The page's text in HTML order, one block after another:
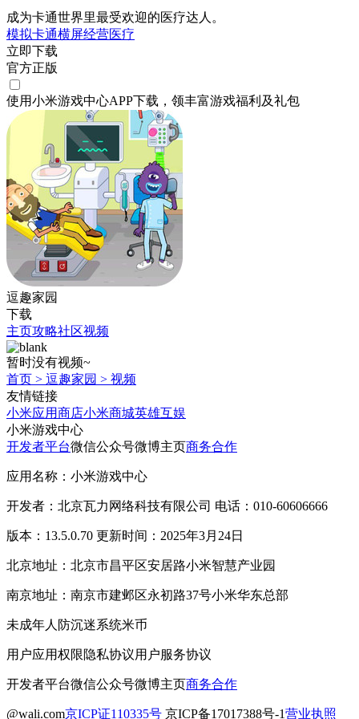
成为卡通世界里最受欢迎的医疗达人。
模拟卡通横屏经营医疗
立即下载
官方正版
使用小米游戏中心APP下载 ，领丰富游戏福利 及礼包
逗趣家园
下载
主页攻略社区视频
暂时没有视频~
首页 > 逗趣家园 > 视频
友情链接
小米应用商店小米商城英雄互娱
小米游戏中心
开发者平台微信公众号微博主页商务合作
应用名称：小米游戏中心
开发者：北京瓦力网络科技有限公司 电话：010-60606666
版本：13.5.0.70 更新时间：2025年3月24日
北京地址：北京市昌平区安居路小米智慧产业园
南京地址：南京市建邺区永初路37号小米华东总部
未成年人防沉迷系统米币
用户应用权限隐私协议用户服务协议
开发者平台微信公众号微博主页商务合作
@wali.com京ICP证110335号 京ICP备17017388号-1营业执照